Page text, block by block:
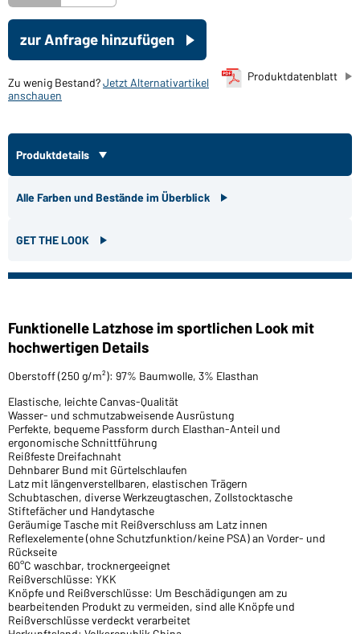
zur Anfrage hinzufügen
Produktdatenblatt
Zu wenig Bestand?Jetzt Alternativartikel
anschauen
Produktdetails
Alle Farben und Bestände im Überblick
GET THE LOOK
Funktionelle Latzhose im sportlichen Look mit
hochwertigen Details
Oberstoff (250 g/m²): 97% Baumwolle, 3% Elasthan
Elastische, leichte Canvas-Qualität
Wasser- und schmutzabweisende Ausrüstung
Perfekte, bequeme Passform durch Elasthan-Anteil und
ergonomische Schnittführung
Reißfeste Dreifachnaht
Dehnbarer Bund mit Gürtelschlaufen
Latz mit längenverstellbaren, elastischen Trägern
Schubtaschen, diverse Werkzeugtaschen, Zollstocktasche
Stiftefächer und Handytasche
Geräumige Tasche mit Reißverschluss am Latz innen
Reflexelemente (ohne Schutzfunktion/keine PSA) an Vorder- und
Rückseite
60°C waschbar, trocknergeeignet
Reißverschlüsse: YKK
Knöpfe und Reißverschlüsse: Um Beschädigungen am zu
bearbeitenden Produkt zu vermeiden, sind alle Knöpfe und
Reißverschlüsse verdeckt verarbeitet